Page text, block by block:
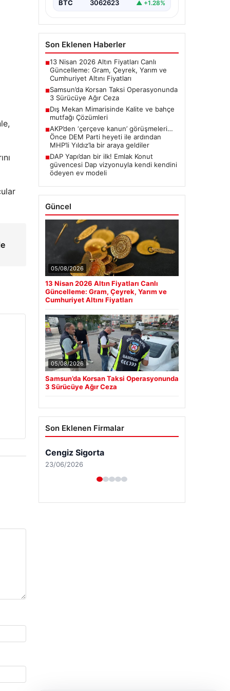
BTC 3062623 ▲ +1.28%
Son Eklenen Haberler
■13 Nisan 2026 Altın Fiyatları Canlı
Güncelleme: Gram, Çeyrek, Yarım ve
Cumhuriyet Altını Fiyatları
■Samsun’da Korsan Taksi Operasyonunda
3 Sürücüye Ağır Ceza
■Dış Mekan Mimarisinde Kalite ve bahçe
mutfağı Çözümleri
■AKP’den ‘çerçeve kanun’ görüşmeleri…
Önce DEM Parti heyeti ile ardından
MHP’li Yıldız’la bir araya geldiler
■DAP Yapı’dan bir ilk! Emlak Konut
güvencesi Dap vizyonuyla kendi kendini
ödeyen ev modeli
Güncel
05/08/2026
13 Nisan 2026 Altın Fiyatları Canlı
Güncelleme: Gram, Çeyrek, Yarım ve
Cumhuriyet Altını Fiyatları
05/08/2026
Samsun’da Korsan Taksi Operasyonunda
3 Sürücüye Ağır Ceza
Son Eklenen Firmalar
Cengiz Sigorta
23/06/2026